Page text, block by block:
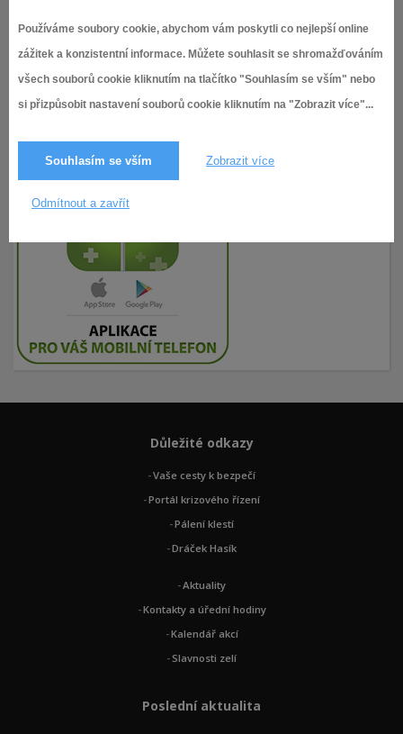
Používáme soubory cookie, abychom vám poskytli co nejlepší online
zážitek a konzistentní informace. Můžete souhlasit se shromažďováním
všech souborů cookie kliknutím na tlačítko "Souhlasím se vším" nebo
si přizpůsobit nastavení souborů cookie kliknutím na "Zobrazit více"...
Souhlasím se vším Zobrazit více
Odmítnout a zavřít
Důležité odkazy
Vaše cesty k bezpečí
Portál krizového řízení
Pálení klestí
Dráček Hasík
Aktuality
Kontakty a úřední hodiny
Kalendář akcí
Slavnosti zelí
Poslední aktualita